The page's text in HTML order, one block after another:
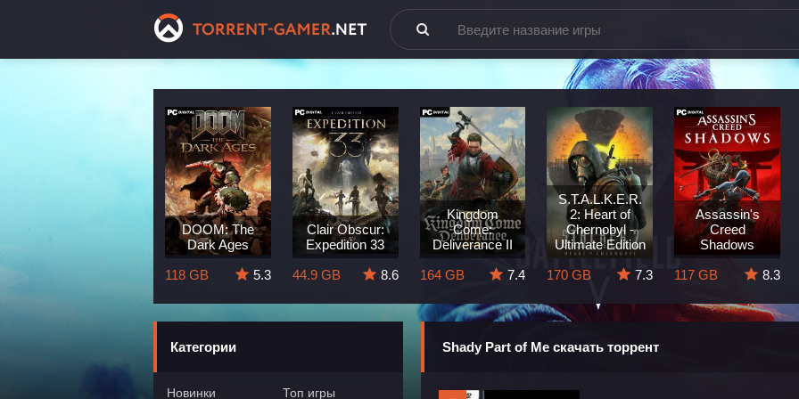
DOOM: The
Dark Ages
118 GB
5.3
Clair Obscur:
Expedition 33
44.9 GB
8.6
Kingdom
Come:
Deliverance II
164 GB
7.4
S.T.A.L.K.E.R.
2: Heart of
Chernobyl -
Ultimate Edition
170 GB
7.3
Assassin's
Creed
Shadows
117 GB
8.3
Категории
Новинки
Топ игры
Shady Part of Me скачать торрент